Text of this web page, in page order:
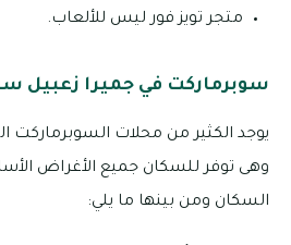
متجر تويز فور ليس للألعاب.
سوبرماركت في جميرا زعبيل
وهى توفر للسكان جميع الأغراض
السكان ومن بينها ما يلي: